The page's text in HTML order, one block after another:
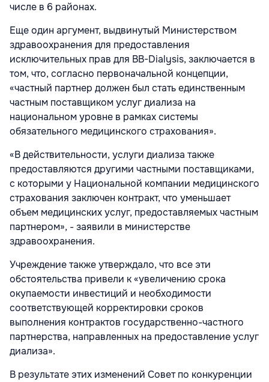
числе в 6 районах.
Еще один аргумент, выдвинутый Министерством
здравоохранения для предоставления
исключительных прав для BB-Dialysis, заключается в
том, что, согласно первоначальной концепции,
«частный партнер должен был стать единственным
частным поставщиком услуг диализа на
национальном уровне в рамках системы
обязательного медицинского страхования».
«В действительности, услуги диализа также
предоставляются другими частными поставщиками,
с которыми у Национальной компании медицинского
страхования заключен контракт, что уменьшает
объем медицинских услуг, предоставляемых частным
партнером», - заявили в министерстве
здравоохранения.
Учреждение также утверждало, что все эти
обстоятельства привели к «увеличению срока
окупаемости инвестиций и необходимости
соответствующей корректировки сроков
выполнения контрактов государственно-частного
партнерства, направленных на предоставление услуг
диализа».
В результате этих изменений Совет по конкуренции